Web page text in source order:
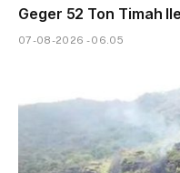
Geger 52 Ton Timah
07-08-2026 - 06.05